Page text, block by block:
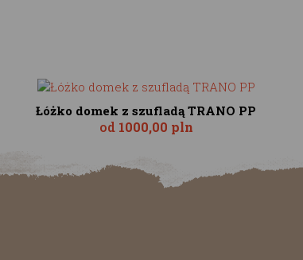
Łóżko domek z szufladą TRANO PP
od 1000,00 pln